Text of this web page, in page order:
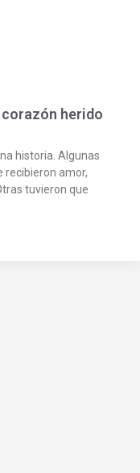
herido
historia. Algunas
recibieron amor,
tuvieron que